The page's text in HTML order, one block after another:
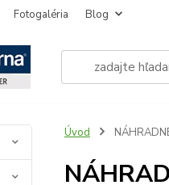
Fotogaléria Blog
Úvod